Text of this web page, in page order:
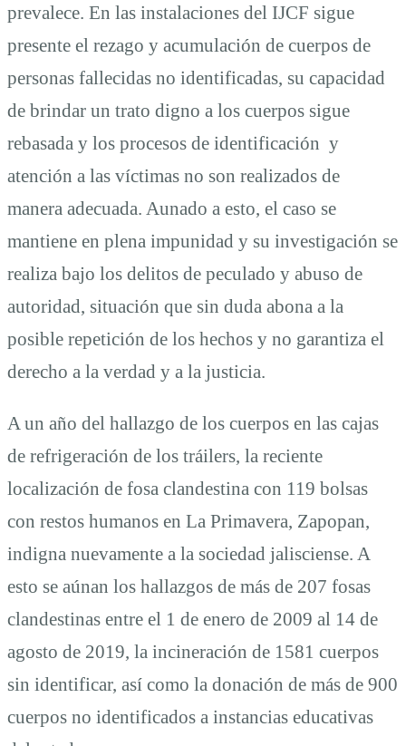
prevalece. En las instalaciones del IJCF sigue
presente el rezago y acumulación de cuerpos de
personas fallecidas no identificadas, su capacidad
de brindar un trato digno a los cuerpos sigue
rebasada y los procesos de identificación y
atención a las víctimas no son realizados de
manera adecuada. Aunado a esto, el caso se
mantiene en plena impunidad y su investigación se
realiza bajo los delitos de peculado y abuso de
autoridad, situación que sin duda abona a la
posible repetición de los hechos y no garantiza el
derecho a la verdad y a la justicia.
A un año del hallazgo de los cuerpos en las cajas
de refrigeración de los tráilers, la reciente
localización de fosa clandestina con 119 bolsas
con restos humanos en La Primavera, Zapopan,
indigna nuevamente a la sociedad jalisciense. A
esto se aúnan los hallazgos de más de 207 fosas
clandestinas entre el 1 de enero de 2009 al 14 de
agosto de 2019, la incineración de 1581 cuerpos
sin identificar, así como la donación de más de 900
cuerpos no identificados a instancias educativas